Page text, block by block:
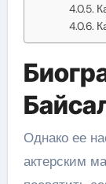
Однако ее
актерским